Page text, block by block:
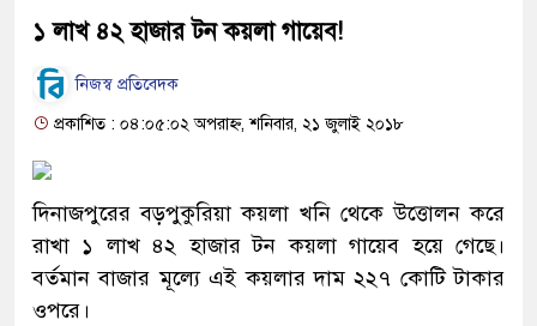
১ লাখ ৪২ হাজার টন কয়লা গায়েব!
নিজস্ব প্রতিবেদক
প্রকাশিত : ০৪:০৫:০২ অপরাহ্ন, শনিবার, ২১ জুলাই ২০১৮
দিনাজপুরের বড়পুকুরিয়া কয়লা খনি থেকে উত্তোলন করে
রাখা ১ লাখ ৪২ হাজার টন কয়লা গায়েব হয়ে গেছে।
বর্তমান বাজার মূল্যে এই কয়লার দাম ২২৭ কোটি টাকার
ওপরে।